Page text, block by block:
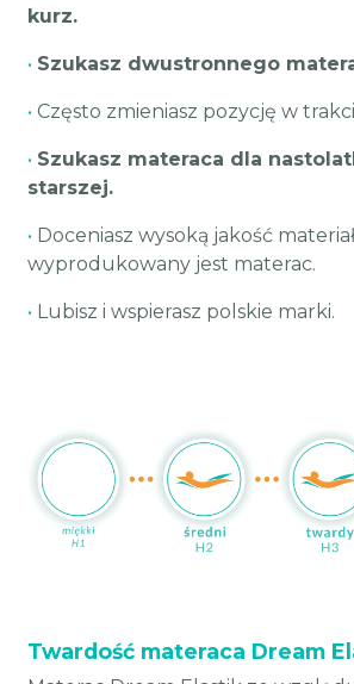
kurz.
• Szukasz dwustronnego
• Często zmieniasz pozycję w
• Szukasz materaca dla
starszej.
• Doceniasz wysoką jakość
wyprodukowany jest materac.
• Lubisz i wspierasz polskie marki.
Twardość materaca Dream